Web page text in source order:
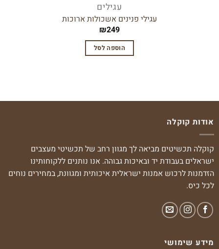
עגילים
עגילי פנינים אשכולות ארוכות
₪249
הוספה לסל
אודות קוקלה
קוקלה תכשיטים מביאה לך מגוון רחב של תכשיטי מעצבים
ישראלים בעבודת יד ובאיכות גבוהה. אנו נותנים ללקוחותינו
הזדמנות לרכוש אמנות ישראלית איכותית ומגוונת, במחירים נוחים
לכל כיס.
מידע שימושי